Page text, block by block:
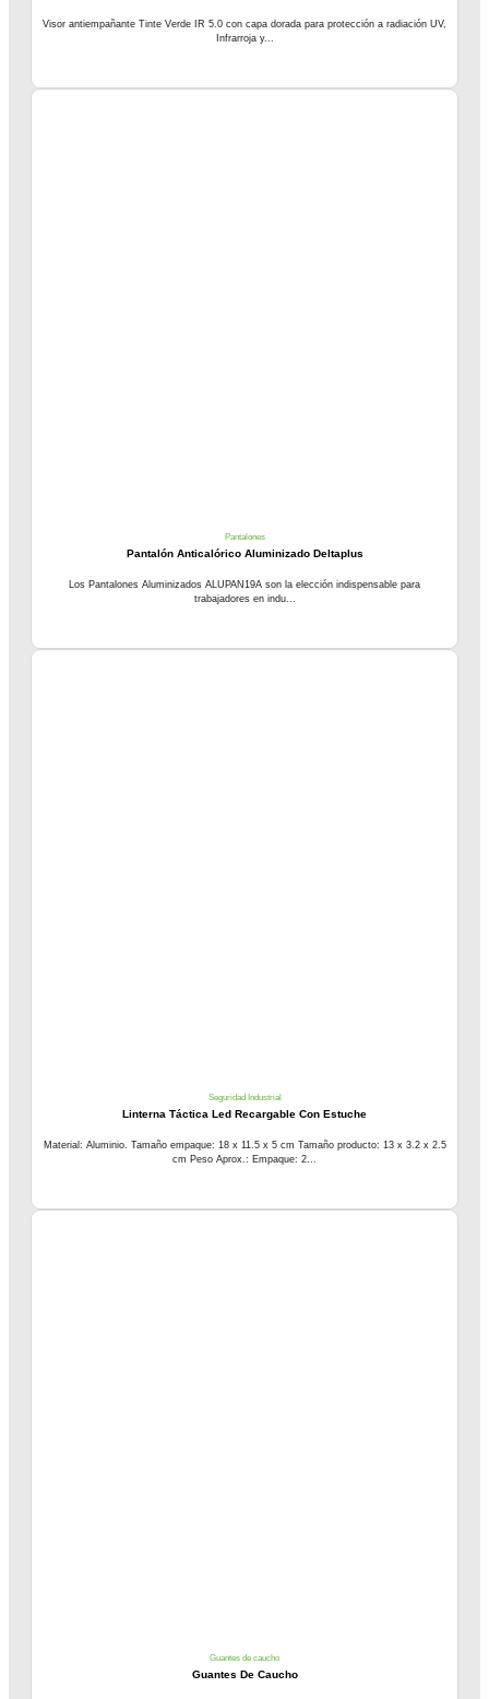
Visor antiempañante Tinte Verde IR 5.0 con capa dorada para protección a radiación UV,
Infrarroja y...
Pantalones
Pantalón Anticalórico Aluminizado Deltaplus
Los Pantalones Aluminizados ALUPAN19A son la elección indispensable para
trabajadores en indu...
Seguridad Industrial
Linterna Táctica Led Recargable Con Estuche
Material: Aluminio. Tamaño empaque: 18 x 11.5 x 5 cm Tamaño producto: 13 x 3.2 x 2.5
cm Peso Aprox.: Empaque: 2...
Guantes de caucho
Guantes De Caucho